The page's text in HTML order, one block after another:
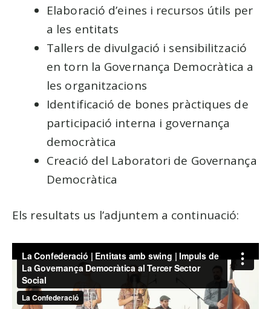
Elaboració d’eines i recursos útils per
a les entitats
Tallers de divulgació i sensibilització
en torn la Governança Democràtica a
les organitzacions
Identificació de bones pràctiques de
participació interna i governança
democràtica
Creació del Laboratori de Governança
Democràtica
Els resultats us l’adjuntem a continuació: